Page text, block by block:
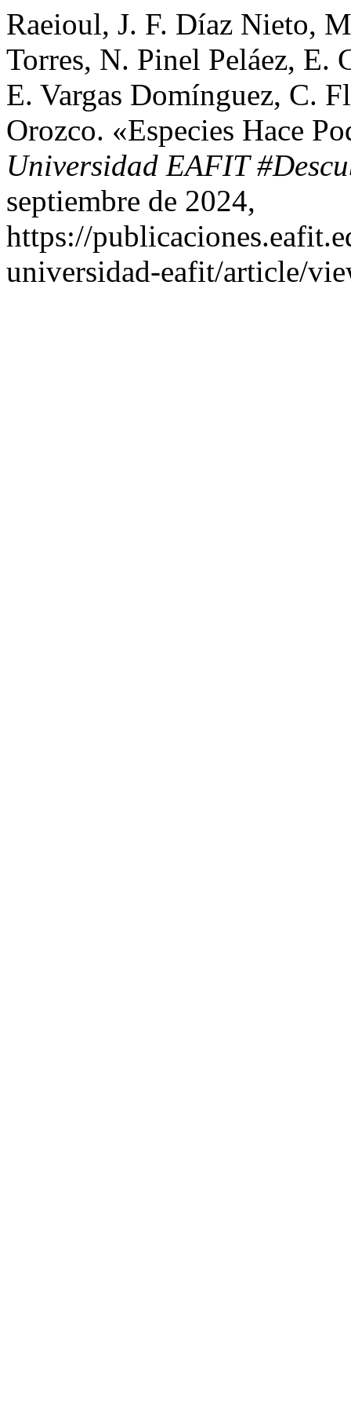
Raeioul, J. F. Díaz Nieto,
Torres, N. Pinel Peláez, E.
E. Vargas Domínguez, C.
Orozco. «Especies Hace
Universidad EAFIT
septiembre de 2024,
https://
universidad-eafit/article/